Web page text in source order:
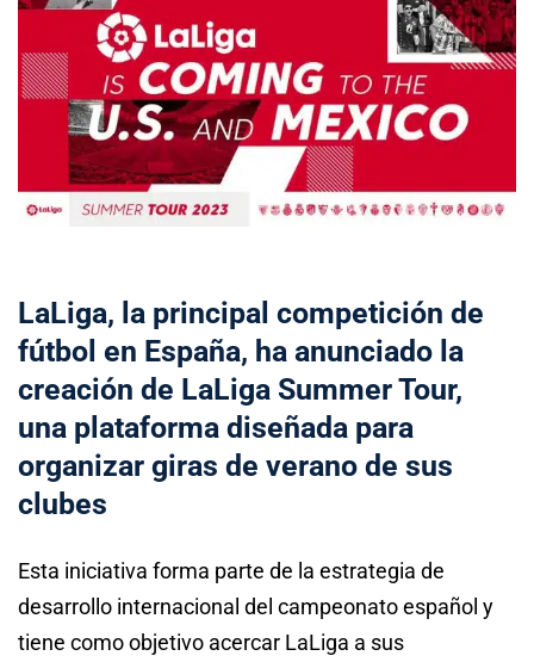
LaLiga, la principal competición de
fútbol en España, ha anunciado la
creación de LaLiga Summer Tour,
una plataforma diseñada para
organizar giras de verano de sus
clubes
Esta iniciativa forma parte de la estrategia de
desarrollo internacional del campeonato español y
tiene como objetivo acercar LaLiga a sus